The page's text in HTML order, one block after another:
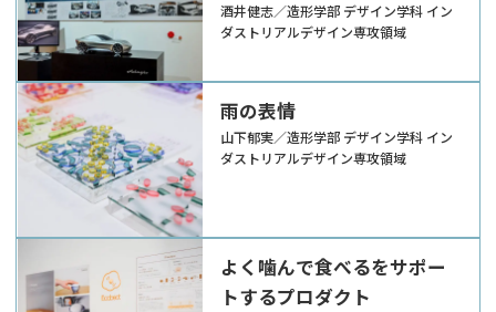
酒井健志／造形学部 デザイン学科 イン
ダストリアルデザイン専攻領域
雨の表情
山下郁実／造形学部 デザイン学科 イン
ダストリアルデザイン専攻領域
よく噛んで食べるをサポー
トするプロダクト